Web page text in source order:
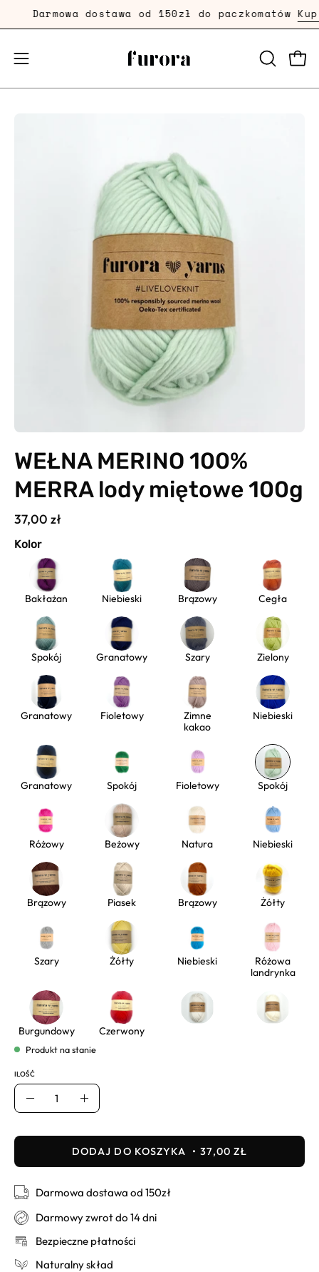
Przejdź
dalej
Darmowa dostawa od 150zł do paczkomatówKup
Przełącznik
menu
OTWÓRZ
WEŁNA MERINO 100%
MERRA lody miętowe 100g
37,00 zł
Kolor
Bakłażan Niebieski Brązowy Cegła
Spokój Granatowy Szary Zielony
Granatowy Fioletowy
Zimne
kakao
Niebieski
Granatowy Spokój Fioletowy Spokój
Różowy Beżowy Natura Niebieski
Brązowy Piasek Brązowy Żółty
Szary Żółty Niebieski
Różowa
landrynka
Burgundowy Czerwony
Produkt na stanie
ILOŚĆ
Ilość
Dodaj
DODAJ DO KOSZYKA 37,00 ZŁ
Darmowa dostawa od 150zł
Darmowy zwrot do 14 dni
Bezpieczne płatności
Naturalny skład